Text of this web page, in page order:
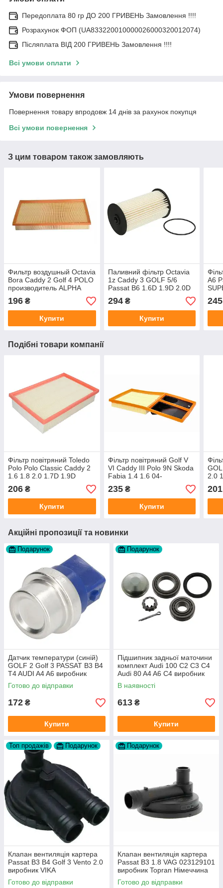
Передоплата 80 гр ДО 200 ГРИВЕНЬ Замовлення !!!!
Розрахунок ФОП (UA833220010000026000320012074)
Післяплата ВІД 200 ГРИВЕНЬ Замовлення !!!!
Всі умови оплати
Умови повернення
Повернення товару впродовж 14 днів за рахунок покупця
Всі умови повернення
З цим товаром також замовляють
Фильтр воздушный Octavia
Bora Caddy 2 Golf 4 POLO
производитель ALPHA
FILTER Украина
196 ₴
Купити
Паливний фільтр Octavia
1z Caddy 3 GOLF 5/6
Passat B6 1.6D 1.9D 2.0D
виробник CHAMPION
Бельгія
294₴
Купити
A6
245
Подібні товари компанії
Фільтр повітряний Toledo
Polo Polo Classic Caddy 2
1.6 1.8 2.0 1.7D 1.9D
206 ₴
Купити
Фільтр повітряний Golf V
VI Caddy III Polo 9N Skoda
Fabia 1.4 1.6 04-
235₴
Купити
2.0
201
Акційні пропозиції та новинки
Подарунок
Датчик температури (синій)
GOLF 2 Golf 3 PASSAT B3 B4
T4 AUDI A4 A6 виробник
Topran Німеччина
Готово до відправки
172 ₴
Купити
Подарунок
Підшипник задньої маточини
комплект Audi 100 C2 C3 C4
Audi 80 A4 A6 C4 виробник
FAG
В наявності
613 ₴
Купити
Топ продажів Подарунок
Клапан вентиляція картера
Passat B3 B4 Golf 3 Vento 2.0
виробник VIKA
Готово до відправки
Подарунок
Клапан вентиляція картера
Passat B3 1.8 VAG 023129101
виробник Topran Німеччина
Готово до відправки